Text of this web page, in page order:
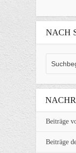
NACH
Beiträge
Beiträge